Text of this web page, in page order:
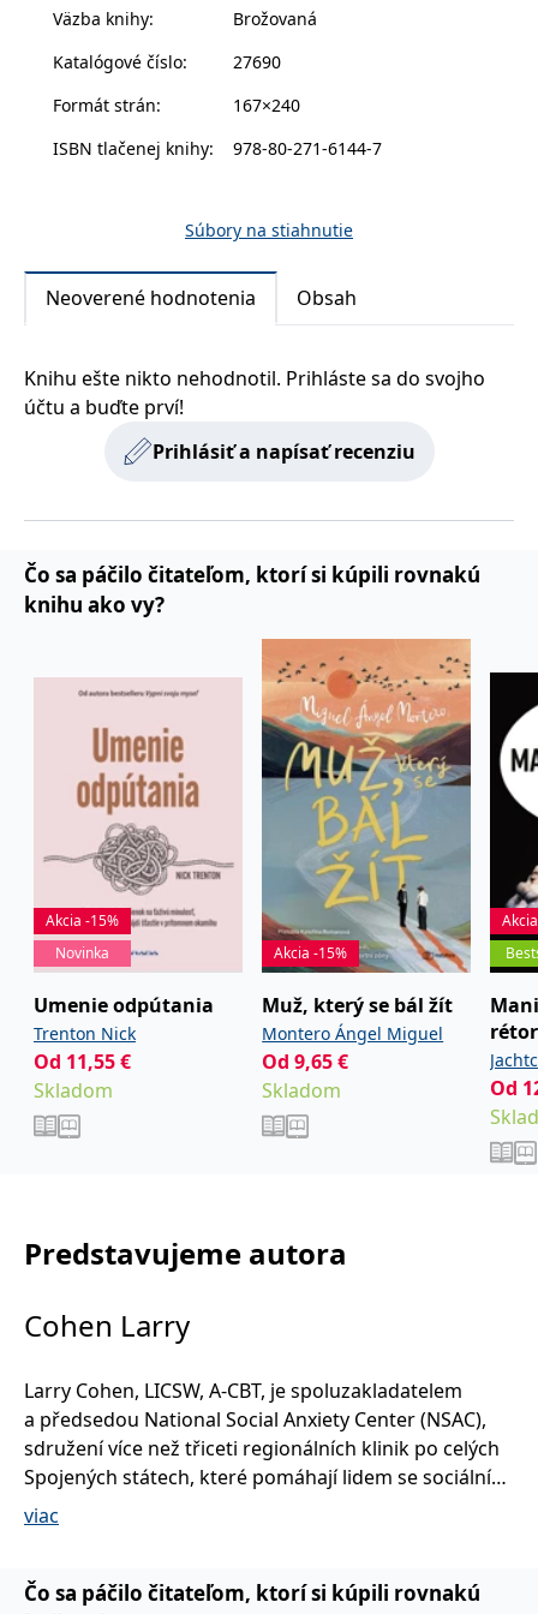
Přestaňte věřit myšlenkám, které vás brzdí, a začněte
žít tak, abyste se cítili sebevědomě, přijímaní a sami
Väzba knihy:
Brožovaná
Katalógové číslo:
27690
Formát strán:
167×240
ISBN tlačenej knihy: 978-80-271-6144-7
Súbory na stiahnutie
Neoverené hodnotenia Obsah
Knihu ešte nikto nehodnotil. Prihláste sa do svojho
účtu a buďte prví!
Prihlásiť a napísať recenziu
Čo sa páčilo čitateľom, ktorí si kúpili rovnakú
knihu ako vy?
Akcia -15%
Novinka
Umenie odpútania
Trenton Nick
Od 11,55€
Skladom
Akcia -15%
Muž, který se bál žít
Montero Ángel Miguel
Od9,65€
Skladom
Od
Predstavujeme autora
Cohen Larry
Larry Cohen, LICSW, A-CBT, je spoluzakladatelem
a předsedou National Social Anxiety Center (NSAC),
sdružení více než třiceti regionálních klinik po celých
Spojených státech, které pomáhají lidem se sociální
úzkostí a poskytují jim vědecky ověřenou podporu
C., kde poskytl kognitivně-behaviorální terapii více
viac
Čo sa páčilo čitateľom, ktorí si kúpili rovnakú